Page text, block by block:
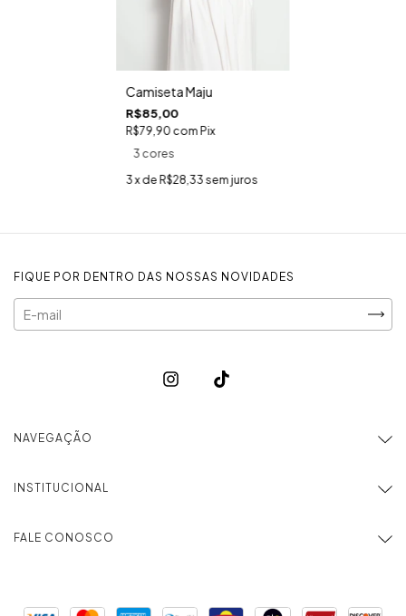
Camiseta Maju
R$85,00
R$79,90 com Pix
3 cores
3x de R$28,33 sem juros
FIQUE POR DENTRO DAS NOSSAS NOVIDADES
NAVEGAÇÃO
INSTITUCIONAL
FALE CONOSCO